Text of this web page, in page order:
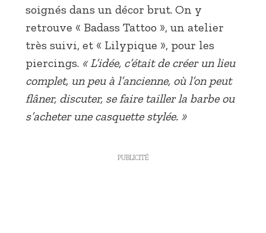
soignés dans un décor brut. On y
retrouve « Badass Tattoo », un atelier
très suivi, et « Lilypique », pour les
piercings. « L’idée, c’était de créer un lieu
complet, un peu à l’ancienne, où l’on peut
flâner, discuter, se faire tailler la barbe ou
s’acheter une casquette stylée. »
PUBLICITÉ